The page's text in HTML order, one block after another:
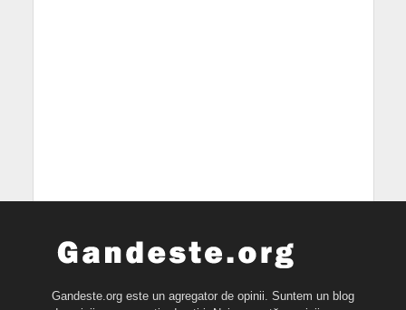
Gandeste.org este un agregator de opinii. Suntem un blog